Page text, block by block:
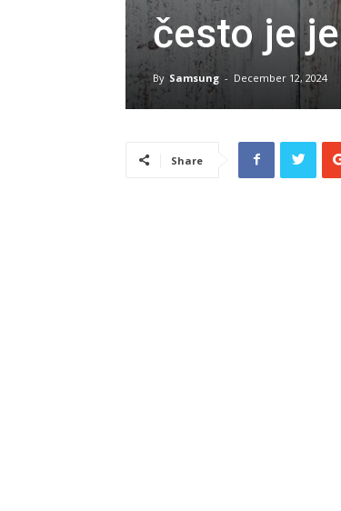
često je
By Samsung - December 12, 2024
Share